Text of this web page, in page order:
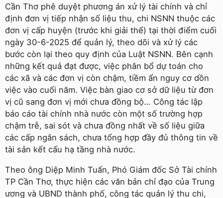
Cần Thơ phê duyệt phương án xử lý tài chính và chỉ
định đơn vị tiếp nhận số liệu thu, chi NSNN thuộc các
đơn vị cấp huyện (trước khi giải thể) tại thời điểm cuối
ngày 30-6-2025 để quản lý, theo dõi và xử lý các
bước còn lại theo quy định của Luật NSNN. Bên cạnh
những kết quả đạt được, việc phân bổ dự toán cho
các xã và các đơn vị còn chậm, tiềm ẩn nguy cơ dồn
việc vào cuối năm. Việc bàn giao cơ sở dữ liệu từ đơn
vị cũ sang đơn vị mới chưa đồng bộ… Công tác lập
báo cáo tài chính nhà nước còn một số trường hợp
chậm trễ, sai sót và chưa đồng nhất về số liệu giữa
các cấp ngân sách, chưa tổng hợp đầy đủ thông tin về
tài sản kết cấu hạ tầng nhà nước.
Theo ông Diệp Minh Tuấn, Phó Giám đốc Sở Tài chính
TP Cần Thơ, thực hiện các văn bản chỉ đạo của Trung
ương và UBND thành phố, công tác quản lý thu chi,